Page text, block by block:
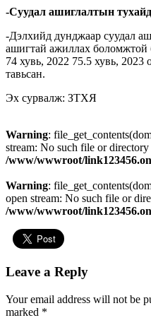
-Суудал ашиглалтын тухайд
-Дэлхийд дунджаар суудал
ашигтай ажиллах
74 хувь, 2022 75.5 хувь, 2023
тавьсан.
Эх сурвалж: ЗТХЯ
Warning:
stream: No such file or directory
/www/wwwroot/
Warning:
open stream: No such file or
/www/wwwroot/
Leave a Reply
Your email address will not be
marked *